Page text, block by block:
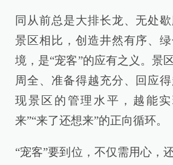
同从前总是大排长龙、无处
景区相比，创造井然有序、
境，是“宠客”的应有之义。景
周全、准备得越充分、回应
现景区的管理水平，越能
来”“来了还想来”的正向循环。
“宠客”要到位，不仅需用心，